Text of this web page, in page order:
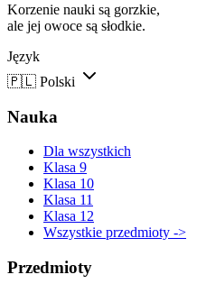
Korzenie nauki są gorzkie,
ale jej owoce są słodkie.
Język
🇵🇱 Polski
Nauka
Dla wszystkich
Klasa 9
Klasa 10
Klasa 11
Klasa 12
Wszystkie przedmioty ->
Przedmioty